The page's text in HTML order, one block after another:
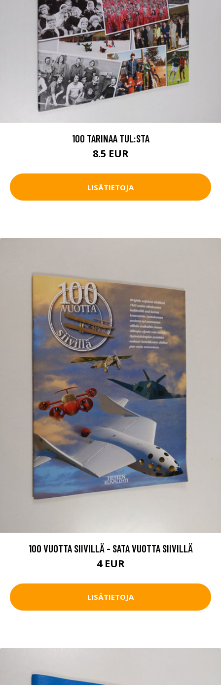
100 TARINAA TUL:STA
8.5 EUR
LISÄTIETOJA
100 VUOTTA SIIVILLÄ - SATA VUOTTA SIIVILLÄ
4 EUR
LISÄTIETOJA